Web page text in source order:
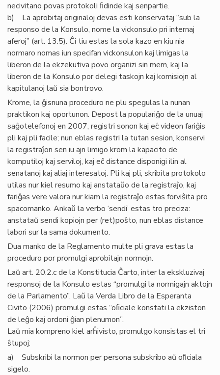
necivitano povas protokoli ﬁdinde kaj senpartie.
b) La aprobitaj originaloj devas esti konservataj “sub la
responso de la Konsulo, nome la vickonsulo pri internaj
aferoj” (art. 13.5). Ĉi tiu estas la sola kazo en kiu nia
normaro nomas iun specifan vickonsulon kaj limigas la
liberon de la ekzekutiva povo organizi sin mem, kaj la
liberon de la Konsulo por delegi taskojn kaj komisiojn al
kapitulanoj laŭ sia bontrovo.
Krome, la ĝisnuna proceduro ne plu spegulas la nunan
praktikon kaj oportunon. Depost la populariĝo de la unuaj
saĝotelefonoj en 2007, registri sonon kaj eĉ videon fariĝis
pli kaj pli facile; nun eblas registri la tutan sesion, konservi
la registraĵon sen iu ajn limigo krom la kapacito de
komputiloj kaj serviloj, kaj eĉ distance disponigi ilin al
senatanoj kaj aliaj interesatoj. Pli kaj pli, skribita protokolo
utilas nur kiel resumo kaj anstataŭo de la registraĵo, kaj
fariĝas vere valora nur kiam la registraĵo estas forviŝita pro
spacomanko. Ankaŭ la verbo ‘sendi’ estas tro preciza:
anstataŭ sendi kopiojn per (ret)poŝto, nun eblas distance
labori sur la sama dokumento.
Dua manko de la Reglamento multe pli grava estas la
proceduro por promulgi aprobitajn normojn.
Laŭ art. 20.2.c de la Konstitucia Ĉarto, inter la ekskluzivaj
responsoj de la Konsulo estas “promulgi la normigajn aktojn
de la Parlamento”. Laŭ la Verda Libro de la Esperanta
Civito (2006) promulgi estas “oﬁciale konstati la ekziston
de leĝo kaj ordoni ĝian plenumon”.
Laŭ mia kompreno kiel arĥivisto, promulgo konsistas el tri
ŝtupoj:
a) Subskribi la normon per persona subskribo aŭ oﬁciala
sigelo.